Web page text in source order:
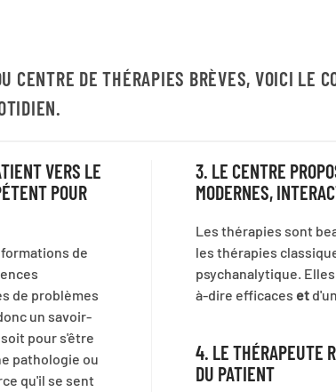
CENTRE DE THÉRAPIES BRÈVES, VOICI LE
VERS LE
POUR
de
de problèmes
un savoir-
pour s'être
pathologie ou
qu'il se sent
3. LE CENTRE
MODERNES,
Les thérapies sont
les thérapies
psychanalytique.
à-dire efficaces et
4. LE THÉRAPEUTE
DU PATIENT